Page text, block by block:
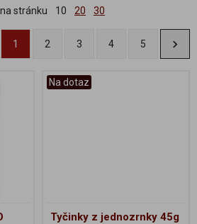
stránku 10 20 30
1 2 3 4 5
Na dotaz
Tyčinky z jednozrnky 45g